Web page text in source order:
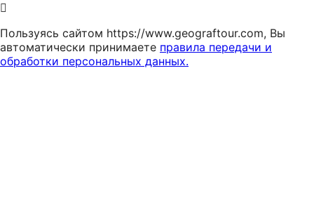
Пользуясь сайтом https://www.geograftour.com, Вы
автоматически принимаете правила передачи и
обработки персональных данных.